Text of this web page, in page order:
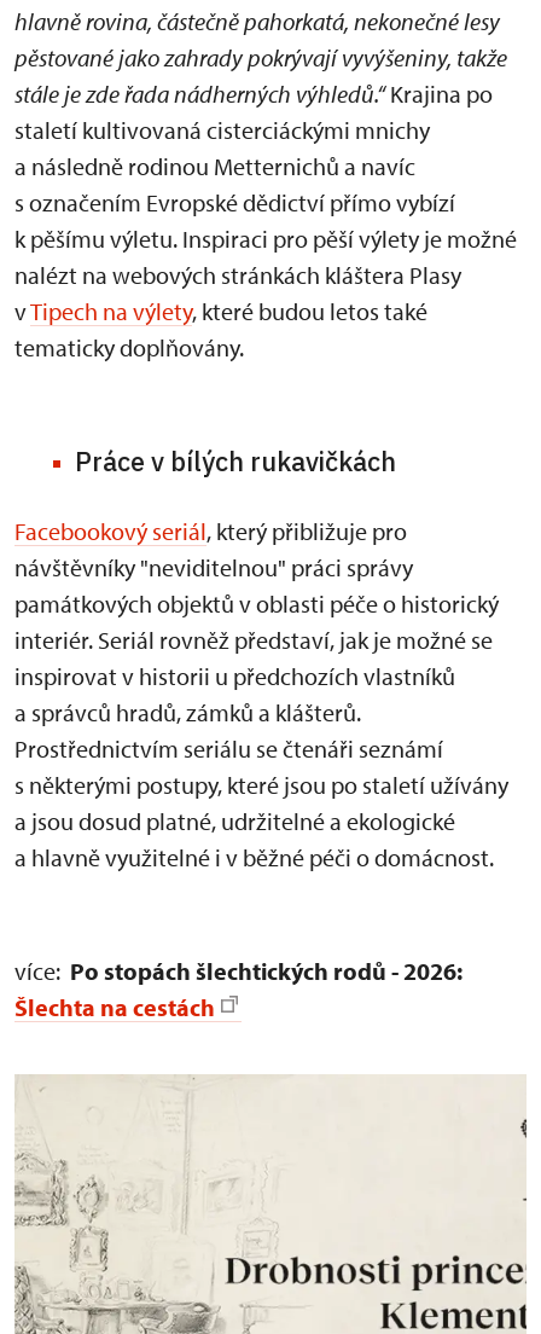
hlavně rovina, částečně pahorkatá, nekonečné lesy
pěstované jako zahrady pokrývají vyvýšeniny, takže
stále je zde řada nádherných výhledů.“Krajina po
staletí kultivovaná cisterciáckými mnichy
a následně rodinou Metternichů a navíc
s označením Evropské dědictví přímo vybízí
k pěšímu výletu. Inspiraci pro pěší výlety je možné
nalézt na webových stránkách kláštera Plasy
vTipech na výlety, které budou letos také
tematicky doplňovány.
Práce v bílých rukavičkách
Facebookový seriál, který přibližuje pro
návštěvníky "neviditelnou" práci správy
památkových objektů v oblasti péče o historický
interiér. Seriál rovněž představí, jak je možné se
inspirovat v historii u předchozích vlastníků
a správců hradů, zámků a klášterů.
Prostřednictvím seriálu se čtenáři seznámí
s některými postupy, které jsou po staletí užívány
a jsou dosud platné, udržitelné a ekologické
a hlavně využitelné i v běžné péči o domácnost.
více: Po stopách šlechtických rodů - 2026:
Šlechta na cestách